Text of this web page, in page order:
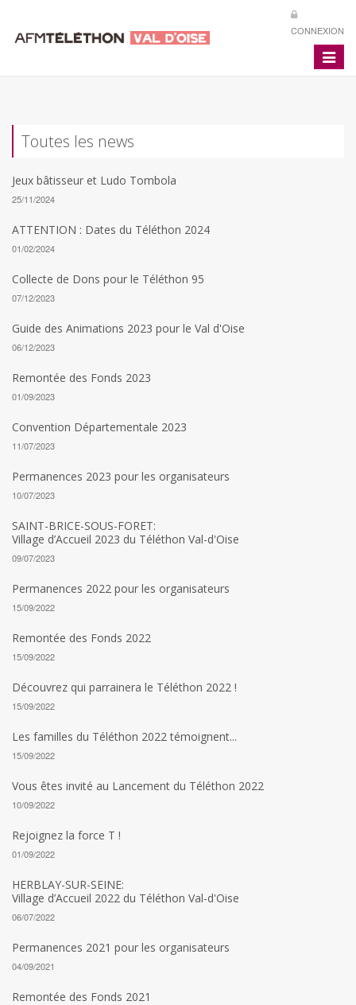
CONNEXION
Toggle
Toutes les news
Jeux bâtisseur et Ludo Tombola
25/11/2024
ATTENTION : Dates du Téléthon 2024
01/02/2024
Collecte de Dons pour le Téléthon 95
07/12/2023
Guide des Animations 2023 pour le Val d'Oise
06/12/2023
Remontée des Fonds 2023
01/09/2023
Convention Départementale 2023
11/07/2023
Permanences 2023 pour les organisateurs
10/07/2023
SAINT-BRICE-SOUS-FORET:
Village d’Accueil 2023 du Téléthon Val-d'Oise
09/07/2023
Permanences 2022 pour les organisateurs
15/09/2022
Remontée des Fonds 2022
15/09/2022
Découvrez qui parrainera le Téléthon 2022 !
15/09/2022
Les familles du Téléthon 2022 témoignent...
15/09/2022
Vous êtes invité au Lancement du Téléthon 2022
10/09/2022
Rejoignez la force T !
01/09/2022
HERBLAY-SUR-SEINE:
Village d’Accueil 2022 du Téléthon Val-d'Oise
06/07/2022
Permanences 2021 pour les organisateurs
04/09/2021
Remontée des Fonds 2021